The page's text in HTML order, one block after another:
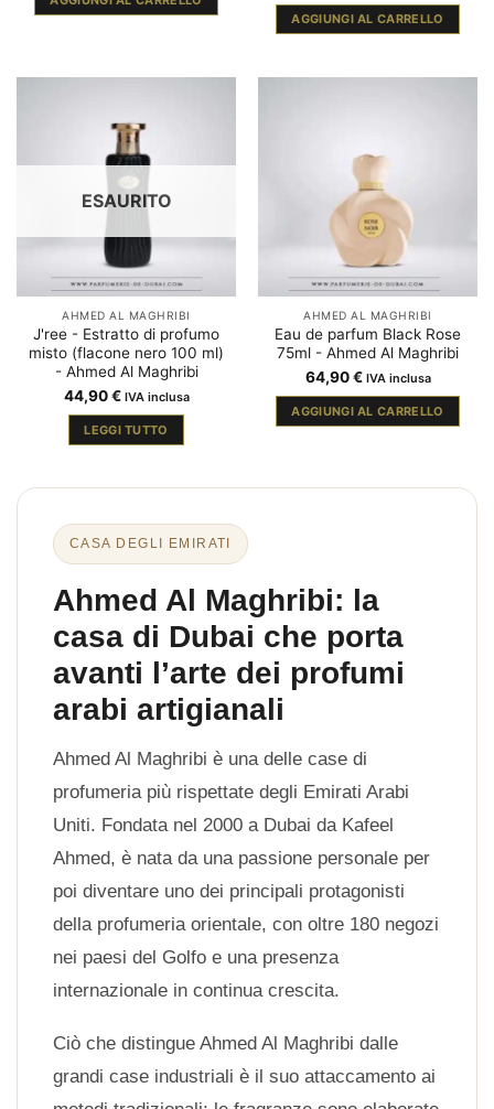
AGGIUNGI AL CARRELLO
ESAURITO
AHMED AL MAGHRIBI
J'ree - Estratto di profumo
misto (flacone nero 100 ml)
- Ahmed Al Maghribi
44,90€ IVA inclusa
LEGGI TUTTO
AHMED AL MAGHRIBI
Eau de parfum Black Rose
75ml - Ahmed Al Maghribi
64,90€ IVA inclusa
AGGIUNGI AL CARRELLO
CASA DEGLI EMIRATI
Ahmed Al Maghribi: la
casa di Dubai che porta
avanti l’arte dei profumi
arabi artigianali
Ahmed Al Maghribi è una delle case di
profumeria più rispettate degli Emirati Arabi
Uniti. Fondata nel 2000 a Dubai da Kafeel
Ahmed, è nata da una passione personale per
poi diventare uno dei principali protagonisti
della profumeria orientale, con oltre 180 negozi
nei paesi del Golfo e una presenza
internazionale in continua crescita.
Ciò che distingue Ahmed Al Maghribi dalle
grandi case industriali è il suo attaccamento ai